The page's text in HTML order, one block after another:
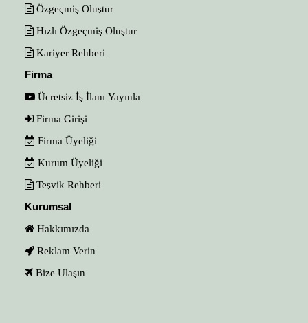
Özgeçmiş Oluştur
Hızlı Özgeçmiş Oluştur
Kariyer Rehberi
Firma
Ücretsiz İş İlanı Yayınla
Firma Girişi
Firma Üyeliği
Kurum Üyeliği
Teşvik Rehberi
Kurumsal
Hakkımızda
Reklam Verin
Bize Ulaşın